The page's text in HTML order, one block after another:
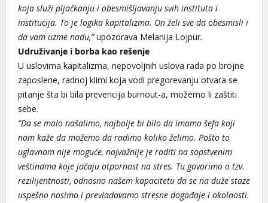
koja služi pljačkanju i obesmišljavanju svih instituta i
institucija. To je logika kapitalizma. On želi sve da obesmisli i
da vam uzme nadu,”upozorava Melanija Lojpur.
Udruživanje i borba kao rešenje
U uslovima kapitalizma, nepovoljnih uslova rada po brojne
zaposlene, radnoj klimi koja vodi pregorevanju otvara se
pitanje šta bi bila prevencija burnout-a, možemo li zaštiti
sebe.
“Da se malo našalimo, najbolje bi bilo da imamo šefa koji
nam kaže da možemo da radimo koliko želimo. Pošto to
uglavnom nije moguće, najvažnije je raditi na sopstvenim
veštinama koje jačaju otpornost na stres. Tu govorimo o tzv.
rezilijentnosti, odnosno našem kapacitetu da se na duže staze
uspešno nosimo i prevladavamo stresne događaje i okolnosti.